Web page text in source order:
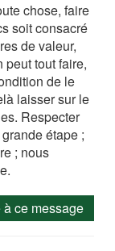
chose, faire
soit consacré
de valeur,
peut tout faire,
de le
laisser sur le
Respecter
étape ;
; nous
ce message